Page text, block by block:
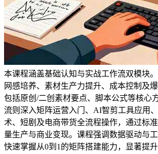
本课程涵盖基础认知与实战工作流双模块
网感培养、素材生产力提升、成本控制及
包括原创/二创素材要点、脚本公式等核心
流则深入矩阵运营入门、AI智剪工具应用
术、短剧及电商带货全流程操作，通过标
量生产与商业变现。课程强调数据驱动与
快速掌握从0到1的矩阵搭建能力，显著提